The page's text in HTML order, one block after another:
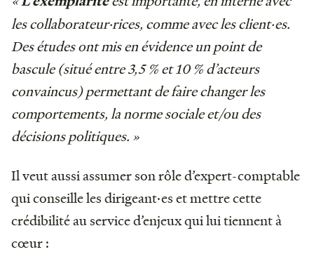
les collaborateur·rices, comme avec les client·es.
Des études ont mis en évidence un point de
bascule (situé entre 3,5 % et 10 % d’acteurs
convaincus) permettant de faire changer les
comportements, la norme sociale et/ou des
décisions politiques. »
Il veut aussi assumer son rôle d’expert-comptable
qui conseille les dirigeant·es et mettre cette
crédibilité au service d’enjeux qui lui tiennent à
cœur :